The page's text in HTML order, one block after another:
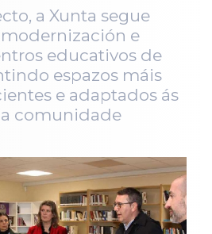
a Xunta segue
e
educativos de
espazos máis
e adaptados ás
comunidade